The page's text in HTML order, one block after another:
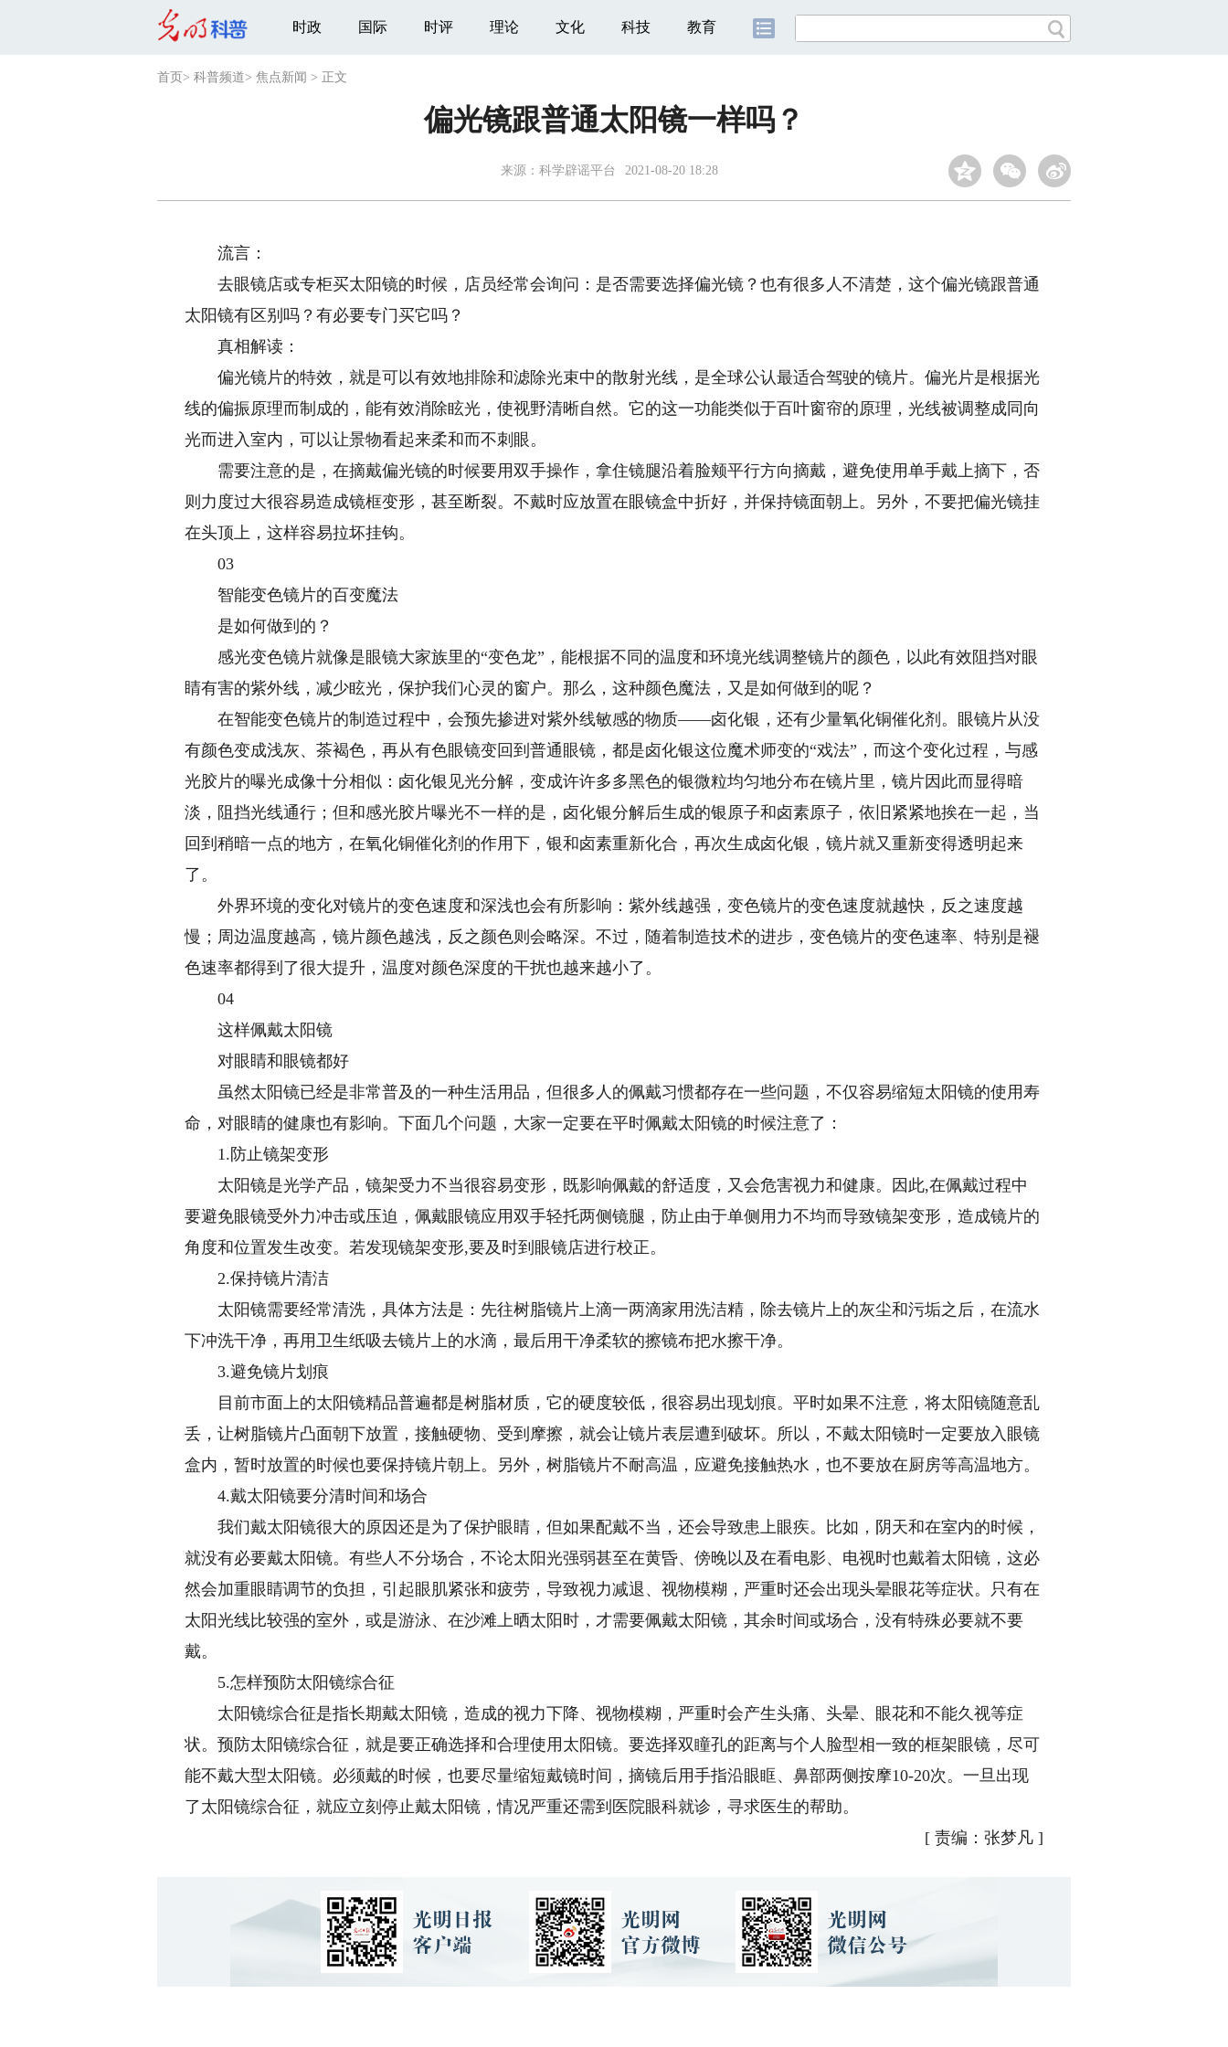
时政 国际 时评 理论 文化 科技 教育
首页 > 科普频道> 焦点新闻 > 正文
偏光镜跟普通太阳镜一样吗？
来源：科学辟谣平台 2021-08-20 18:28
流言：
去眼镜店或专柜买太阳镜的时候，店员经常会询问：是否需要选择偏光镜？也有很多人不清楚，这个偏光镜跟普通
太阳镜有区别吗？有必要专门买它吗？
真相解读：
偏光镜片的特效，就是可以有效地排除和滤除光束中的散射光线，是全球公认最适合驾驶的镜片。偏光片是根据光
线的偏振原理而制成的，能有效消除眩光，使视野清晰自然。它的这一功能类似于百叶窗帘的原理，光线被调整成同向
光而进入室内，可以让景物看起来柔和而不刺眼。
需要注意的是，在摘戴偏光镜的时候要用双手操作，拿住镜腿沿着脸颊平行方向摘戴，避免使用单手戴上摘下，否
则力度过大很容易造成镜框变形，甚至断裂。不戴时应放置在眼镜盒中折好，并保持镜面朝上。另外，不要把偏光镜挂
在头顶上，这样容易拉坏挂钩。
03
智能变色镜片的百变魔法
是如何做到的？
感光变色镜片就像是眼镜大家族里的“变色龙”，能根据不同的温度和环境光线调整镜片的颜色，以此有效阻挡对眼
睛有害的紫外线，减少眩光，保护我们心灵的窗户。那么，这种颜色魔法，又是如何做到的呢？
在智能变色镜片的制造过程中，会预先掺进对紫外线敏感的物质——卤化银，还有少量氧化铜催化剂。眼镜片从没
有颜色变成浅灰、茶褐色，再从有色眼镜变回到普通眼镜，都是卤化银这位魔术师变的“戏法”，而这个变化过程，与感
光胶片的曝光成像十分相似：卤化银见光分解，变成许许多多黑色的银微粒均匀地分布在镜片里，镜片因此而显得暗
淡，阻挡光线通行；但和感光胶片曝光不一样的是，卤化银分解后生成的银原子和卤素原子，依旧紧紧地挨在一起，当
回到稍暗一点的地方，在氧化铜催化剂的作用下，银和卤素重新化合，再次生成卤化银，镜片就又重新变得透明起来
了。
外界环境的变化对镜片的变色速度和深浅也会有所影响：紫外线越强，变色镜片的变色速度就越快，反之速度越
慢；周边温度越高，镜片颜色越浅，反之颜色则会略深。不过，随着制造技术的进步，变色镜片的变色速率、特别是褪
色速率都得到了很大提升，温度对颜色深度的干扰也越来越小了。
04
这样佩戴太阳镜
对眼睛和眼镜都好
虽然太阳镜已经是非常普及的一种生活用品，但很多人的佩戴习惯都存在一些问题，不仅容易缩短太阳镜的使用寿
命，对眼睛的健康也有影响。下面几个问题，大家一定要在平时佩戴太阳镜的时候注意了：
1.防止镜架变形
太阳镜是光学产品，镜架受力不当很容易变形，既影响佩戴的舒适度，又会危害视力和健康。因此,在佩戴过程中
要避免眼镜受外力冲击或压迫，佩戴眼镜应用双手轻托两侧镜腿，防止由于单侧用力不均而导致镜架变形，造成镜片的
角度和位置发生改变。若发现镜架变形,要及时到眼镜店进行校正。
2.保持镜片清洁
太阳镜需要经常清洗，具体方法是：先往树脂镜片上滴一两滴家用洗洁精，除去镜片上的灰尘和污垢之后，在流水
下冲洗干净，再用卫生纸吸去镜片上的水滴，最后用干净柔软的擦镜布把水擦干净。
3.避免镜片划痕
目前市面上的太阳镜精品普遍都是树脂材质，它的硬度较低，很容易出现划痕。平时如果不注意，将太阳镜随意乱
丢，让树脂镜片凸面朝下放置，接触硬物、受到摩擦，就会让镜片表层遭到破坏。所以，不戴太阳镜时一定要放入眼镜
盒内，暂时放置的时候也要保持镜片朝上。另外，树脂镜片不耐高温，应避免接触热水，也不要放在厨房等高温地方。
4.戴太阳镜要分清时间和场合
我们戴太阳镜很大的原因还是为了保护眼睛，但如果配戴不当，还会导致患上眼疾。比如，阴天和在室内的时候，
就没有必要戴太阳镜。有些人不分场合，不论太阳光强弱甚至在黄昏、傍晚以及在看电影、电视时也戴着太阳镜，这必
然会加重眼睛调节的负担，引起眼肌紧张和疲劳，导致视力减退、视物模糊，严重时还会出现头晕眼花等症状。只有在
太阳光线比较强的室外，或是游泳、在沙滩上晒太阳时，才需要佩戴太阳镜，其余时间或场合，没有特殊必要就不要
戴。
5.怎样预防太阳镜综合征
太阳镜综合征是指长期戴太阳镜，造成的视力下降、视物模糊，严重时会产生头痛、头晕、眼花和不能久视等症
状。预防太阳镜综合征，就是要正确选择和合理使用太阳镜。要选择双瞳孔的距离与个人脸型相一致的框架眼镜，尽可
能不戴大型太阳镜。必须戴的时候，也要尽量缩短戴镜时间，摘镜后用手指沿眼眶、鼻部两侧按摩10-20次。一旦出现
了太阳镜综合征，就应立刻停止戴太阳镜，情况严重还需到医院眼科就诊，寻求医生的帮助。
[ 责编：张梦凡 ]